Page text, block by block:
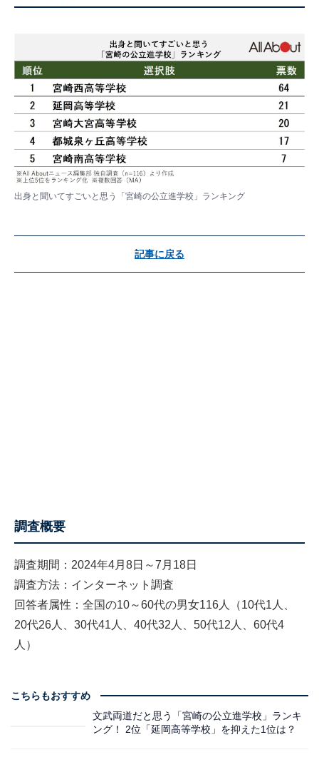
出身と聞いてすごいと思う「宮崎の公立進学校」ランキング
記事に戻る
調査概要
調査期間：2024年4月8日～7月18日
調査方法：インターネット調査
回答者属性：全国の10～60代の男女116人（10代1人、
20代26人、30代41人、40代32人、50代12人、60代4
人）
こちらもおすすめ
文武両道だと思う「宮崎の公立進学校」ランキ
ング！ 2位「延岡高等学校」を抑えた1位は？